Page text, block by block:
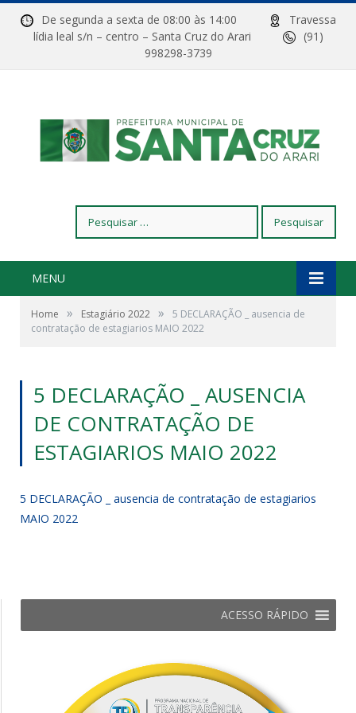
De segunda a sexta de 08:00 às 14:00
Travessa
lídia leal s/n – centro – Santa Cruz do Arari
(91)
998298-3739
por:
MENU
Home » Estagiário 2022 »
5 DECLARAÇÃO _ ausencia de
contratação de estagiarios MAIO 2022
5 DECLARAÇÃO _ AUSENCIA
DE CONTRATAÇÃO DE
ESTAGIARIOS MAIO 2022
5 DECLARAÇÃO _ ausencia de contratação de estagiarios
MAIO 2022
ACESSO RÁPIDO